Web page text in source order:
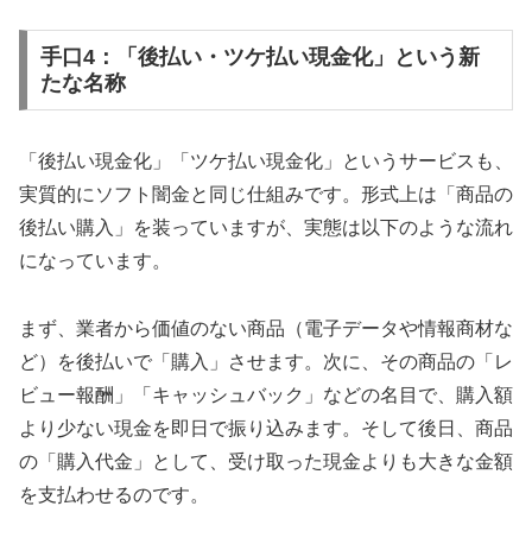
手口4：「後払い・ツケ払い現金化」という新
たな名称
「後払い現金化」「ツケ払い現金化」というサービスも、
実質的にソフト闇金と同じ仕組みです。形式上は「商品の
後払い購入」を装っていますが、実態は以下のような流れ
になっています。
まず、業者から価値のない商品（電子データや情報商材な
ど）を後払いで「購入」させます。次に、その商品の「レ
ビュー報酬」「キャッシュバック」などの名目で、購入額
より少ない現金を即日で振り込みます。そして後日、商品
の「購入代金」として、受け取った現金よりも大きな金額
を支払わせるのです。